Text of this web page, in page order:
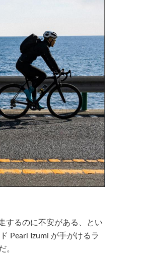
するのに不安がある、とい
Pearl Izumi が手がけるラ
。